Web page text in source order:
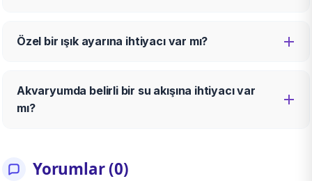
Özel bir ışık ayarına ihtiyacı var mı?
Akvaryumda belirli bir su akışına ihtiyacı var
mı?
Yorumlar (0)